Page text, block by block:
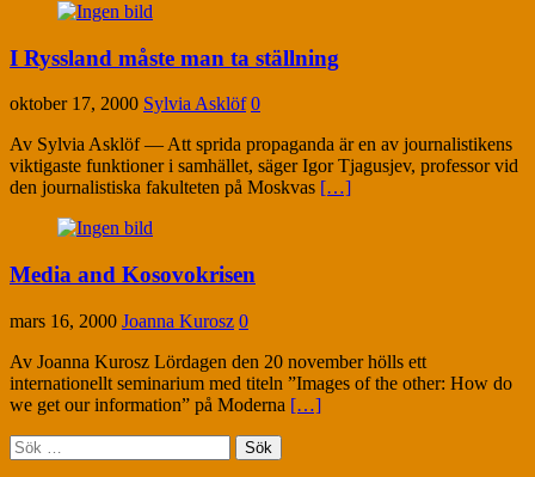
I Ryssland måste man ta ställning
oktober 17, 2000 Sylvia Asklöf 0
Av Sylvia Asklöf — Att sprida propaganda är en av journalistikens
viktigaste funktioner i samhället, säger Igor Tjagusjev, professor vid
den journalistiska fakulteten på Moskvas […]
Media and Kosovokrisen
mars 16, 2000 Joanna Kurosz 0
Av Joanna Kurosz Lördagen den 20 november hölls ett
internationellt seminarium med titeln ”Images of the other: How do
we get our information” på Moderna […]
Sök
efter: